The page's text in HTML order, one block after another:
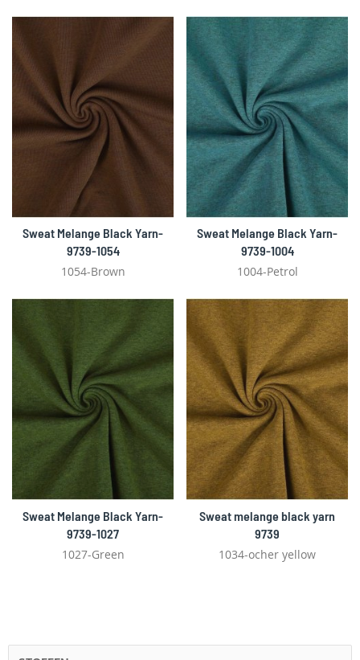
Sweat Melange Black Yarn-
9739-1054
1054-Brown
Sweat Melange Black Yarn-
9739-1004
1004-Petrol
Sweat Melange Black Yarn-
9739-1027
1027-Green
Sweat melange black yarn
9739
1034-ocher yellow